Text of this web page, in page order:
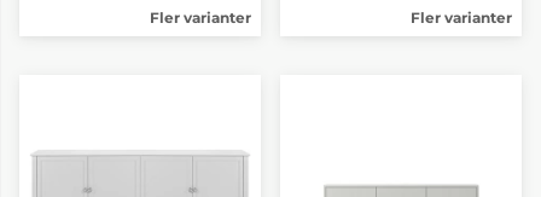
Fler varianter Fler varianter